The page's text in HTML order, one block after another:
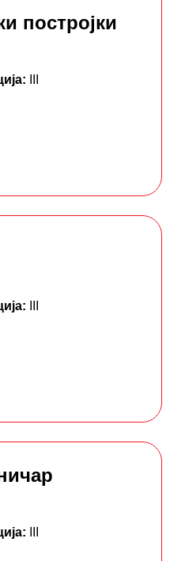
постројки